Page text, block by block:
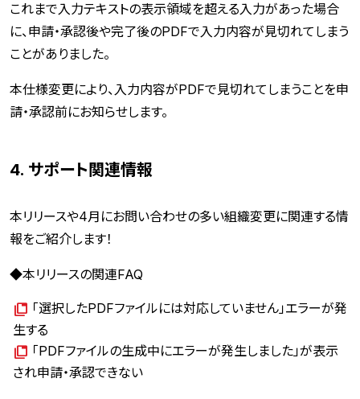
これまで入力テキストの表示領域を超える入力があった場合
に、申請・承認後や完了後のPDFで入力内容が見切れてしまう
ことがありました。
本仕様変更により、入力内容がPDFで見切れてしまうことを申
請・承認前にお知らせします。
4. サポート関連情報
本リリースや4月にお問い合わせの多い組織変更に関連する情
報をご紹介します！
◆本リリースの関連FAQ
「選択したPDFファイルには対応していません」エラーが発
生する
「PDFファイルの生成中にエラーが発生しました」が表示
され申請・承認できない